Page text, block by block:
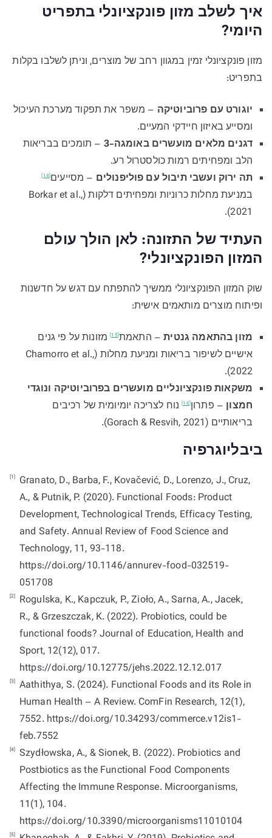
איך לשלב מזון פונקציונלי בתפריט
היומי?
מזון פונקציונלי זמין במגוון רחב של מוצרים, וניתן לשלבו בקלות
בתפריט:
יוגורט עם פרוביוטיקה – משפר את תפקוד מערכת העיכול
ומסייע באיזון חיידקי המעיים.
דגנים מלאים מועשרים באומגה-3 – תומכים בבריאות
הלב ומפחיתים רמות כולסטרול רע.
תה ירוק ועשבי תיבול עם פוליפנולים – מסייעים[14]
במניעת מחלות כרוניות ומפחיתים דלקות (Borkar et al.,
2021).
העתיד של התזונה: לאן הולך עולם
המזון הפונקציונלי?
שוק המזון הפונקציונלי ממשיך להתפתח עם דגש על חדשנות
ופיתוח מוצרים מותאמים אישית:
מזון בהתאמה גנטית– התאמת[15]
מזונות על פי גנים
אישיים לשיפור בריאות ומניעת מחלות (Chamorro et al.,
2022).
משקאות פונקציונליים מועשרים בפרוביוטיקה ונוגדי
חמצון – פתרון[16]
נוח לצריכה יומיומית של רכיבים
בריאותיים (Gorach & Resvih, 2021).
ביבליוגרפיה
[1]
Granato, D., Barba, F., Kovačević, D., Lorenzo, J., Cruz,
A., & Putnik, P. (2020). Functional Foods: Product
Development, Technological Trends, Efficacy Testing,
and Safety. Annual Review of Food Science and
Technology, 11, 93-118.
https://doi.org/10.1146/annurev-food-032519-
051708
[2]
Rogulska, K., Kapczuk, P., Zioło, A., Sarna, A., Jacek,
R., & Grzeszczak, K. (2022). Probiotics, could be
functional foods? Journal of Education, Health and
Sport, 12(12), 017.
https://doi.org/10.12775/jehs.2022.12.12.017
[3] Aathithya, S. (2024). Functional Foods and its Role in
Human Health – A Review. ComFin Research, 12(1),
7552. https://doi.org/10.34293/commerce.v12is1-
feb.7552
[4] Szydłowska, A., & Sionek, B. (2022). Probiotics and
Postbiotics as the Functional Food Components
Affecting the Immune Response. Microorganisms,
11(1), 104.
https://doi.org/10.3390/microorganisms11010104
[5]